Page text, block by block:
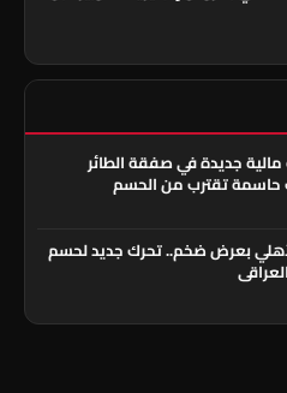
جديدة في صفقة الطائر
حاسمة تقترب من الحسم
بعرض ضخم.. تحرك جديد لحسم